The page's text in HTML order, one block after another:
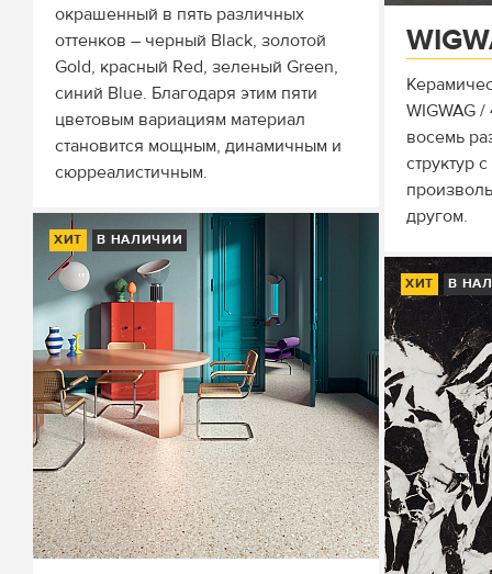
окрашенный в пять различных
оттенков – черный Black, золотой
Gold, красный Red, зеленый Green,
синий Blue. Благодаря этим пяти
цветовым вариациям материал
становится мощным, динамичным и
сюрреалистичным.
WIGWAG
восемь
структур
другом.
ХИТ В НАЛИЧИИ
ХИТ В